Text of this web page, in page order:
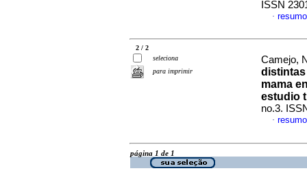
ISSN
·
2 / 2
seleciona
para imprimir
Camejo,
distintas
mama
estudio
no.3.
·
página 1 de 1